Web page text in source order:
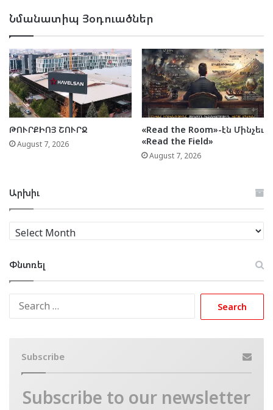
Նմանատիպ Յօդուածներ
ԹՈՒՐՔԻՈՅ ՇՈՒՐՋ
August 7, 2026
«Read the Room»-էն Մինչեւ
«Read the Field»
August 7, 2026
Արխիւ
Արխիւ
Փնտռել
Subscribe
Subscribe to our newsletter